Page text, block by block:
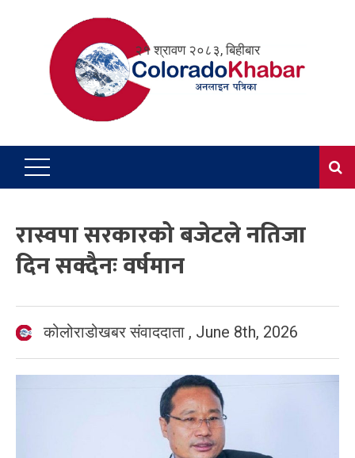
२१ श्रावण २०८३, बिहीबार
रास्वपा सरकारको बजेटले नतिजा
दिन सक्दैनः वर्षमान
कोलोराडोखबर संवाददाता , June 8th, 2026